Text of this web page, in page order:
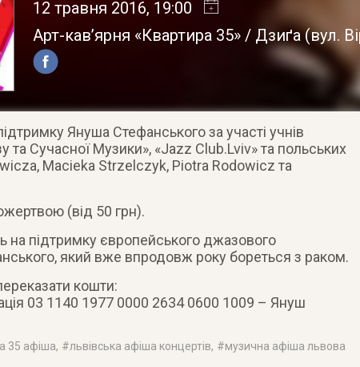
12 травня 2016, 19:00
Арт-кав’ярня «Квартира 35» / Дзиґа (вул.
Януша Стефанського за участі учнів
та Сучасної Музики», «Jazz Club.Lviv» та польських
Maciekа Strzelczyk, Piotrа Rodowicz та
(від 50 грн).
на підтримку європейського джазового
який вже впродовж року бореться з раком.
кошти:
03 1140 1977 0000 2634 0600 1009 – Януш
35 афіша, #львівська афіша концертів, #музична афіша львова